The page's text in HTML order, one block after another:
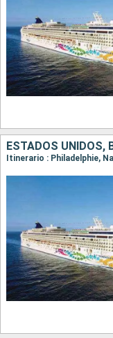
ESTADOS UNIDOS,
Itinerario : Philadelphie,